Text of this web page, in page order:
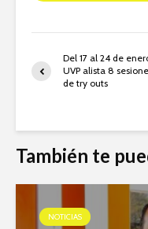
Del 17 al 24 de
UVP alista 8
de try outs
También te
NOTICIAS